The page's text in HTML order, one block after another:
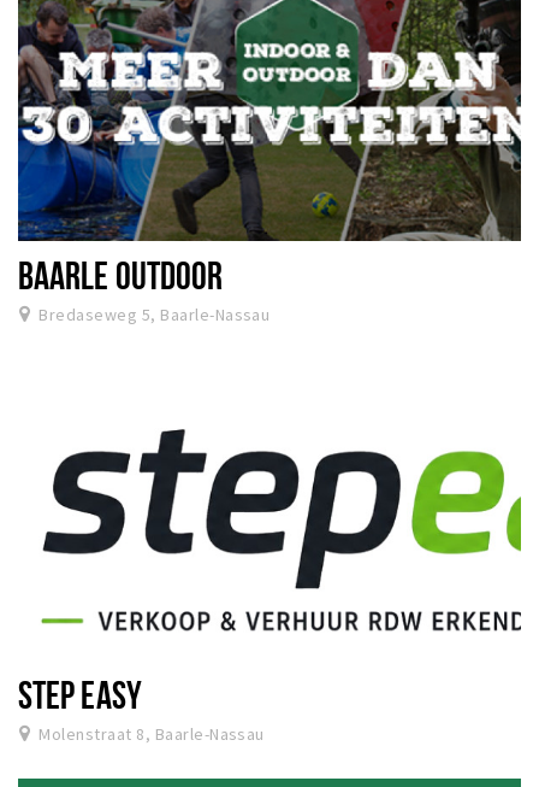
BAARLE OUTDOOR
Bredaseweg 5, Baarle-Nassau
STEP EASY
Molenstraat 8, Baarle-Nassau